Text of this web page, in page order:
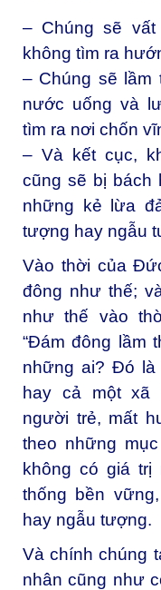
– Chúng sẽ
không tìm ra
– Chúng sẽ lầm
nước uống và
tìm ra nơi chốn
– Và kết cục,
cũng sẽ bị bách
những kẻ lừa
tượng hay ngẫu
Vào thời của
đông như thế;
như thế vào
“Đám đông lầm
những ai? Đó là
hay cả một xã
người trẻ, mất
theo những
không có giá trị
thống bền
hay ngẫu tượng.
Và chính chúng
nhân cũng như